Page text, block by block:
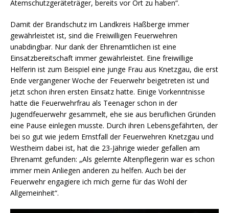
Atemschutzgeräteträger, bereits vor Ort zu haben“.
Damit der Brandschutz im Landkreis Haßberge immer
gewährleistet ist, sind die Freiwilligen Feuerwehren
unabdingbar. Nur dank der Ehrenamtlichen ist eine
Einsatzbereitschaft immer gewährleistet. Eine freiwillige
Helferin ist zum Beispiel eine junge Frau aus Knetzgau, die erst
Ende vergangener Woche der Feuerwehr beigetreten ist und
jetzt schon ihren ersten Einsatz hatte. Einige Vorkenntnisse
hatte die Feuerwehrfrau als Teenager schon in der
Jugendfeuerwehr gesammelt, ehe sie aus beruflichen Gründen
eine Pause einlegen musste. Durch ihren Lebensgefährten, der
bei so gut wie jedem Ernstfall der Feuerwehren Knetzgau und
Westheim dabei ist, hat die 23-Jährige wieder gefallen am
Ehrenamt gefunden: „Als gelernte Altenpflegerin war es schon
immer mein Anliegen anderen zu helfen. Auch bei der
Feuerwehr engagiere ich mich gerne für das Wohl der
Allgemeinheit“.